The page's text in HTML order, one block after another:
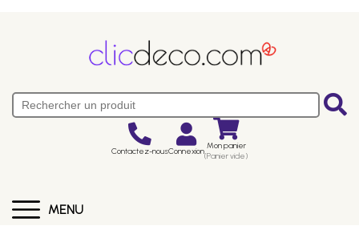
Contactez-nousConnexion Mon panier
(Panier vide)
MENU